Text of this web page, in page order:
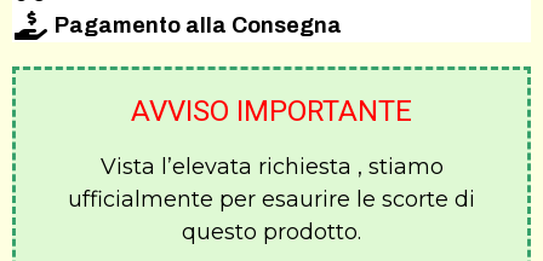
Pagamento alla Consegna
AVVISO IMPORTANTE
Vista l’elevata richiesta , stiamo
ufficialmente per esaurire le scorte di
questo prodotto.